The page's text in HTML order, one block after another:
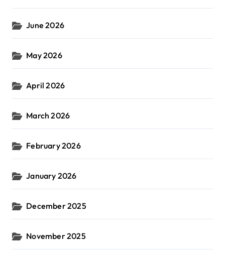
June 2026
May 2026
April 2026
March 2026
February 2026
January 2026
December 2025
November 2025